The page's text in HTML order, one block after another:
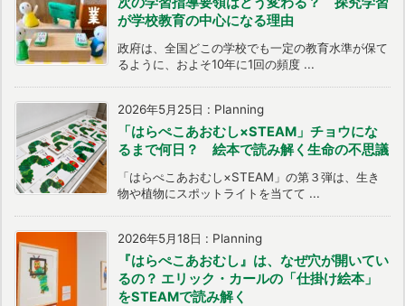
が学校教育の中心になる理由
政府は、全国どこの学校でも一定の教育水準が保て
るように、およそ10年に1回の頻度 ...
2026年5月25日 : Planning
「はらぺこあおむし×STEAM」チョウにな
るまで何日？ 絵本で読み解く生命の不思議
「はらぺこあおむし×STEAM」の第３弾は、生き
物や植物にスポットライトを当てて ...
2026年5月18日 : Planning
『はらぺこあおむし』は、なぜ穴が開いてい
るの？ エリック・カールの「仕掛け絵本」
をSTEAMで読み解く